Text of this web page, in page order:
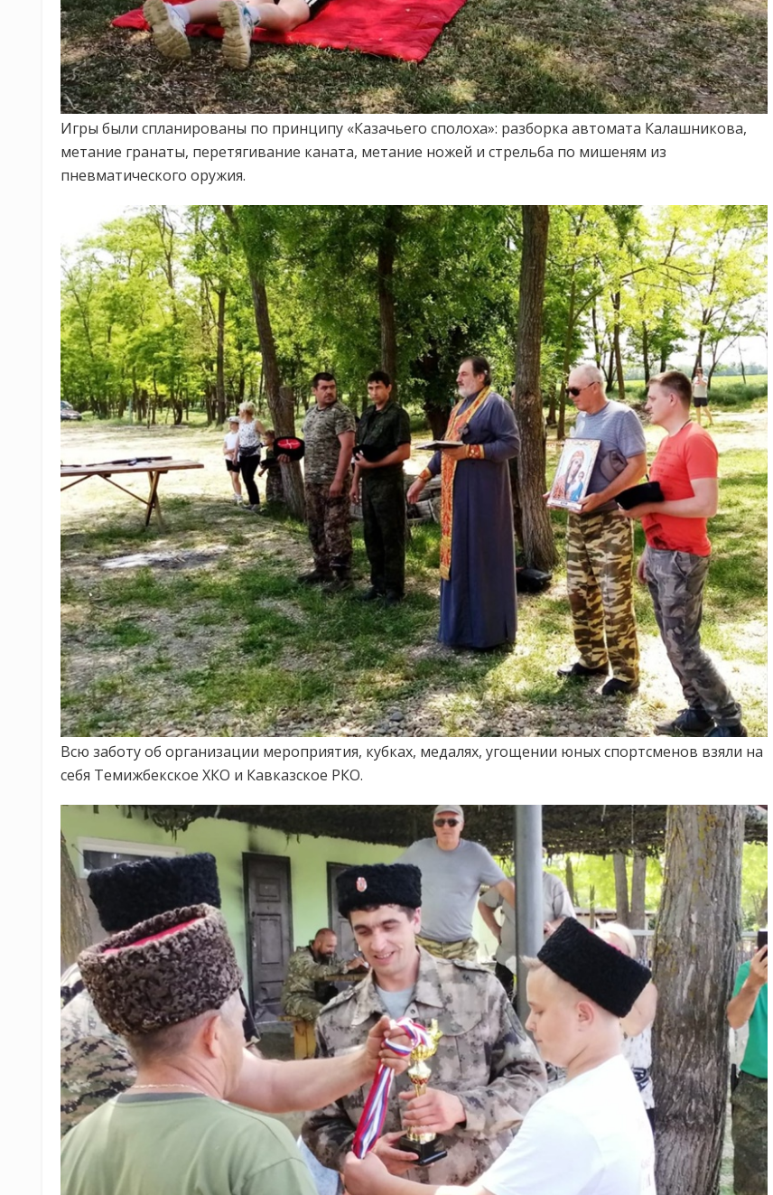
Игры были спланированы по принципу «Казачьего сполоха»: разборка автомата Калашникова,
метание гранаты, перетягивание каната, метание ножей и стрельба по мишеням из
пневматического оружия.
Всю заботу об организации мероприятия, кубках, медалях, угощении юных спортсменов взяли на
себя Темижбекское ХКО и Кавказское РКО.